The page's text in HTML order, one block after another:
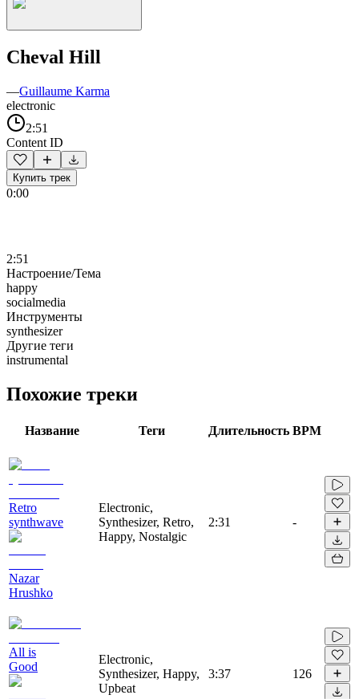
Cheval Hill
—Guillaume Karma
electronic
2:51
Content ID
Купить трек
0:00
2:51
Настроение/Тема
happy
socialmedia
Инструменты
synthesizer
Другие теги
instrumental
Похожие треки
Название Теги Длительность BPM
Retro
synthwave
Nazar
Hrushko
Electronic,
Synthesizer, Retro,
Happy, Nostalgic
2:31 -
All is
Good
Electronic,
Synthesizer, Happy,
Upbeat
3:37 126